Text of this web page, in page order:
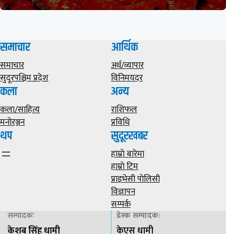
समाचार
समाचार
सुदूरपश्चिम प्रदेश
आर्थिक
अर्थ/व्यापार
विनिमयदर
कला
कला/साहित्य
मनोरञ्जन
अन्य
राशिफल
प्रविधि
थप सुदूरखबर
हाम्राे बारेमा
हाम्राे टिम
प्राइभेसी पाेलिसी
विज्ञापन
सम्पर्क
सम्पादकः
केशब सिंह धामी
डेस्क सम्पादक:
केएस धामी